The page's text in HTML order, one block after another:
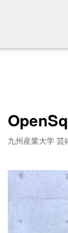
九州産業大学 芸